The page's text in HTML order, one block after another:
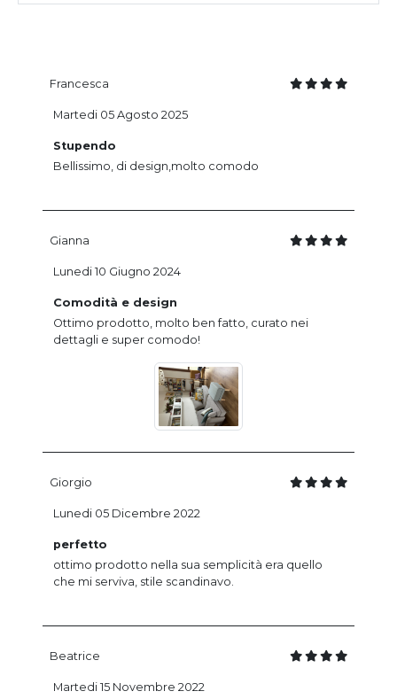
Francesca
Stupendo
Bellissimo, di design,molto comodo
Martedi 05 Agosto 2025
Gianna
Comodità e design
Ottimo prodotto, molto ben fatto, curato nei
dettagli e super comodo!
Lunedi 10 Giugno 2024
Giorgio
perfetto
ottimo prodotto nella sua semplicità era quello
che mi serviva, stile scandinavo.
Lunedi 05 Dicembre 2022
Beatrice
Martedi 15 Novembre 2022